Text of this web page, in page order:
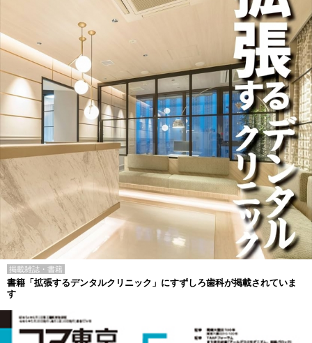
掲載雑誌・書籍
書籍「拡張するデンタルクリニック」にすずしろ歯科が掲載されていま
す